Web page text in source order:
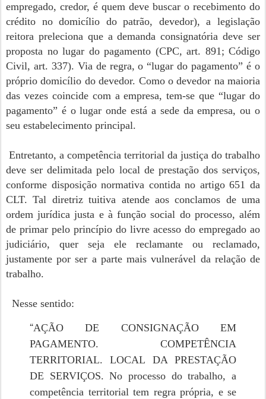
empregado, credor, é quem deve buscar o recebimento do
crédito no domicílio do patrão, devedor), a legislação
reitora preleciona que a demanda consignatória deve ser
proposta no lugar do pagamento (CPC, art. 891; Código
Civil, art. 337). Via de regra, o “lugar do pagamento” é o
próprio domicílio do devedor. Como o devedor na maioria
das vezes coincide com a empresa, tem-se que “lugar do
pagamento” é o lugar onde está a sede da empresa, ou o
seu estabelecimento principal.
Entretanto, a competência territorial da justiça do trabalho
deve ser delimitada pelo local de prestação dos serviços,
conforme disposição normativa contida no artigo 651 da
CLT. Tal diretriz tuitiva atende aos conclamos de uma
ordem jurídica justa e à função social do processo, além
de primar pelo princípio do livre acesso do empregado ao
judiciário, quer seja ele reclamante ou reclamado,
justamente por ser a parte mais vulnerável da relação de
trabalho.
Nesse sentido:
“AÇÃO DE CONSIGNAÇÃO EM
PAGAMENTO. COMPETÊNCIA
TERRITORIAL. LOCAL DA PRESTAÇÃO
DE SERVIÇOS. No processo do trabalho, a
competência territorial tem regra própria, e se